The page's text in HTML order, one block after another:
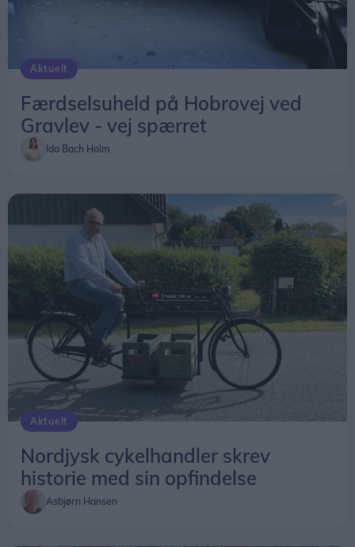
Aktuelt
Færdselsuheld på Hobrovej ved
Gravlev - vej spærret
Ida Bach Holm
Aktuelt
Nordjysk cykelhandler skrev
historie med sin opfindelse
Asbjørn Hansen